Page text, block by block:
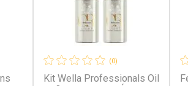
(0)
Kit Wella Professionals Oil